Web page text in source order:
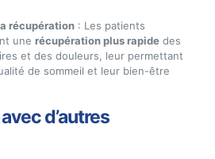
récupération: Les patients
une récupération plus rapidedes
et des douleurs, leur permettant
de sommeil et leur bien-être
d’autres